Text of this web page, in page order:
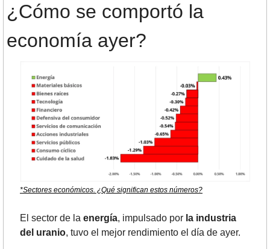
¿Cómo se comportó la
economía ayer?
*Sectores económicos. ¿Qué significan estos números?
El sector de la energía, impulsado por la industria
del uranio, tuvo el mejor rendimiento el día de ayer.